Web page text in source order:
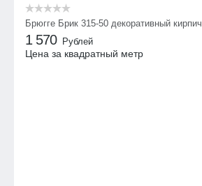
Брюгге Брик 315-50 декоративный кирпич
1 570 Рублей
Цена за квадратный метр